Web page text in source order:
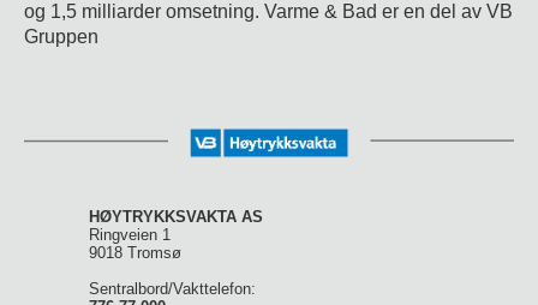
og 1,5 milliarder omsetning. Varme & Bad er en del av VB
Gruppen
HØYTRYKKSVAKTA AS
Ringveien 1
9018 Tromsø
Sentralbord/Vakttelefon: